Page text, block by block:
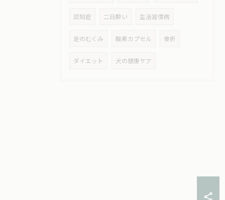
認知症 二日酔い 生活習慣病
足のむくみ 酸素カプセル 骨折
ダイエット 犬の健康ケア